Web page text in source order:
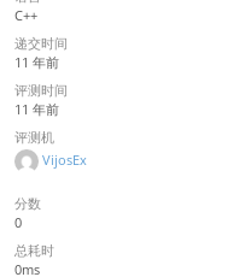
C++
递交时间
11 年前
评测时间
11 年前
评测机
VijosEx
分数
0
总耗时
0ms